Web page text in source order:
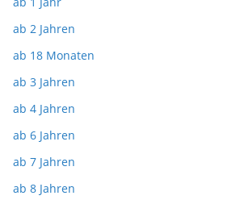
ab 2 Jahren
ab 18 Monaten
ab 3 Jahren
ab 4 Jahren
ab 6 Jahren
ab 7 Jahren
ab 8 Jahren